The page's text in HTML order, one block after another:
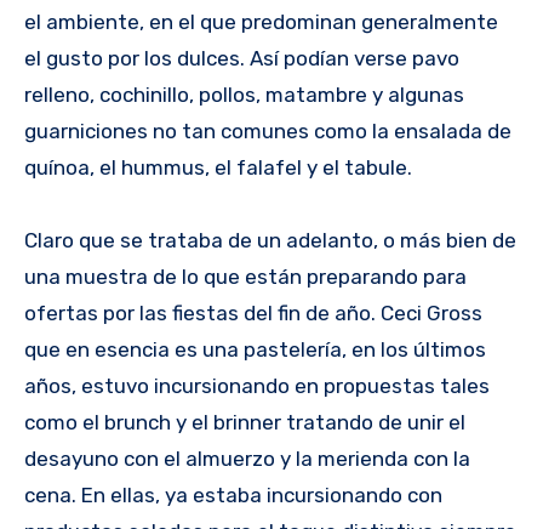
el ambiente, en el que predominan generalmente
el gusto por los dulces. Así podían verse pavo
relleno, cochinillo, pollos, matambre y algunas
guarniciones no tan comunes como la ensalada de
quínoa, el hummus, el falafel y el tabule.
Claro que se trataba de un adelanto, o más bien de
una muestra de lo que están preparando para
ofertas por las fiestas del fin de año. Ceci Gross
que en esencia es una pastelería, en los últimos
años, estuvo incursionando en propuestas tales
como el brunch y el brinner tratando de unir el
desayuno con el almuerzo y la merienda con la
cena. En ellas, ya estaba incursionando con